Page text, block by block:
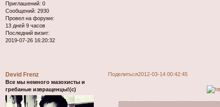
Приглашений: 0
Сообщений: 2930
Провел на форуме:
13 дней 9 часов
Последний визит:
2019-07-26 16:20:32
Поделиться2012-03-14 00:42:45
Devid Frenz
Все мы немного мазохисты и
гребаные извращенцы!(с)